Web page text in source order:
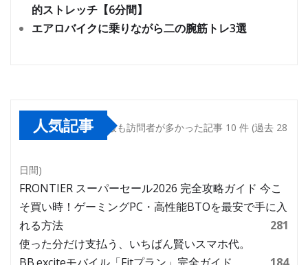
的ストレッチ【6分間】
エアロバイクに乗りながら二の腕筋トレ3選
人気記事 最も訪問者が多かった記事 10 件 (過去 28
日間)
FRONTIER スーパーセール2026 完全攻略ガイド 今こ
そ買い時！ゲーミングPC・高性能BTOを最安で手に入
れる方法
281
使った分だけ支払う、いちばん賢いスマホ代。